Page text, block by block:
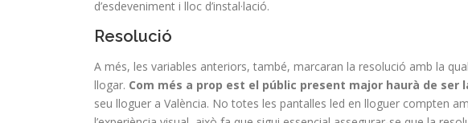
d’esdeveniment i lloc d’instal·lació.
Resolució
A més, les variables anteriors, també, marcaran la resolució amb la
llogar. Com més a prop est el públic present major haurà de ser
seu lloguer a València. No totes les pantalles led en lloguer compten